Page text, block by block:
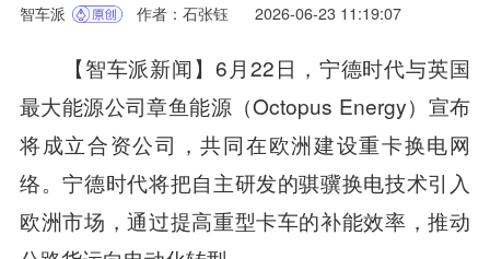
智车派 作者：石张钰 2026-06-23 11:19:07
【智车派新闻】6月22日，宁德时代与英国
最大能源公司章鱼能源（Octopus Energy）宣布
将成立合资公司，共同在欧洲建设重卡换电网
络。宁德时代将把自主研发的骐骥换电技术引入
欧洲市场，通过提高重型卡车的补能效率，推动